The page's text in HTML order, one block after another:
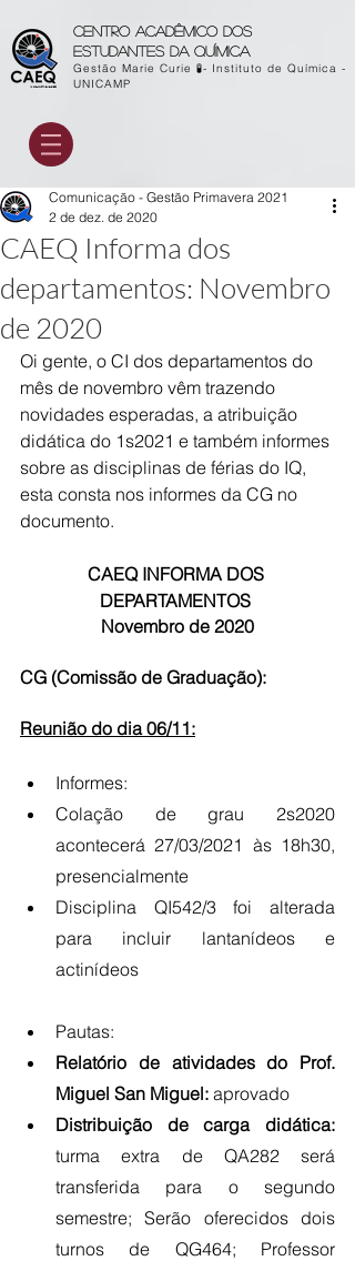
Centro acadêmico dos
estudantes da química
Gestão Marie Curie 🧪- Instituto de Química -
UNICAMP
CAEQ Informa dos
departamentos: Novembro
de 2020
Comunicação - Gestão Primavera 2021
2 de dez. de 2020
Oi gente, o CI dos departamentos do
mês de novembro vêm trazendo
novidades esperadas, a atribuição
didática do 1s2021 e também informes
sobre as disciplinas de férias do IQ,
esta consta nos informes da CG no
documento.
CAEQ INFORMA DOS
DEPARTAMENTOS
Novembro de 2020
CG (Comissão de Graduação):
Reunião do dia 06/11:
Informes:
Colação de grau 2s2020
acontecerá 27/03/2021 às 18h30,
presencialmente
Disciplina QI542/3 foi alterada
para incluir lantanídeos e
actinídeos
Pautas:
Relatório de atividades do Prof.
Miguel San Miguel: aprovado
Distribuição de carga didática:
turma extra de QA282 será
transferida para o segundo
semestre; Serão oferecidos dois
turnos de QG464; Professor